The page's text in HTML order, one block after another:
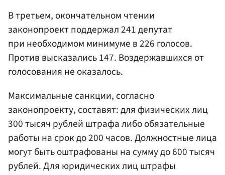
В третьем, окончательном чтении
законопроект поддержал 241 депутат
при необходимом минимуме в 226 голосов.
Против высказались 147. Воздержавшихся от
голосования не оказалось.
Максимальные санкции, согласно
законопроекту, составят: для физических лиц
300 тысяч рублей штрафа либо обязательные
работы на срок до 200 часов. Должностные лица
могут быть оштрафованы на сумму до 600 тысяч
рублей. Для юридических лиц штрафы